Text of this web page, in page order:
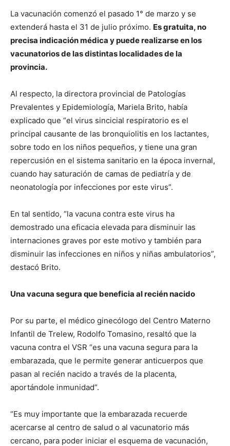
La vacunación comenzó el pasado 1° de marzo y se
extenderá hasta el 31 de julio próximo. Es gratuita, no
precisa indicación médica y puede realizarse en los
vacunatorios de las distintas localidades de la
provincia.
Al respecto, la directora provincial de Patologías
Prevalentes y Epidemiología, Mariela Brito, había
explicado que “el virus sincicial respiratorio es el
principal causante de las bronquiolitis en los lactantes,
sobre todo en los niños pequeños, y tiene una gran
repercusión en el sistema sanitario en la época invernal,
cuando hay saturación de camas de pediatría y de
neonatología por infecciones por este virus”.
En tal sentido, “la vacuna contra este virus ha
demostrado una eficacia elevada para disminuir las
internaciones graves por este motivo y también para
disminuir las infecciones en niños y niñas ambulatorios”,
destacó Brito.
Una vacuna segura que beneficia al recién nacido
Por su parte, el médico ginecólogo del Centro Materno
Infantil de Trelew, Rodolfo Tomasino, resaltó que la
vacuna contra el VSR “es una vacuna segura para la
embarazada, que le permite generar anticuerpos que
pasan al recién nacido a través de la placenta,
aportándole inmunidad”.
“Es muy importante que la embarazada recuerde
acercarse al centro de salud o al vacunatorio más
cercano, para poder iniciar el esquema de vacunación,